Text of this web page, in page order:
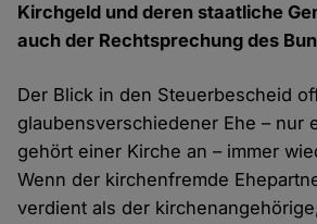
Kirchgeld und deren staatliche
auch der Rechtsprechung des
Der Blick in den Steuerbescheid
glaubensverschiedener Ehe – nur
gehört einer Kirche an – immer
Wenn der kirchenfremde
verdient als der